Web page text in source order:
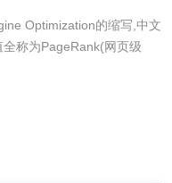
Optimization的缩写,中文
称为PageRank(网页级